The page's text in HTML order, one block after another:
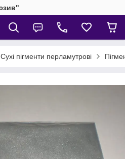
Сухі пігменти перламутрові